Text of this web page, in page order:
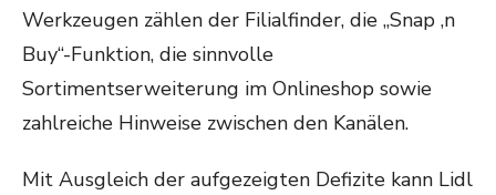
Werkzeugen zählen der Filialfinder, die „Snap ‚n
Buy“-Funktion, die sinnvolle
Sortimentserweiterung im Onlineshop sowie
zahlreiche Hinweise zwischen den Kanälen.
Mit Ausgleich der aufgezeigten Defizite kann Lidl